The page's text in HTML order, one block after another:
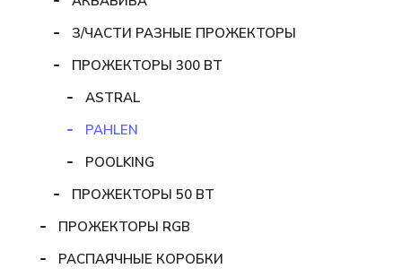
З/ЧАСТИ РАЗНЫЕ ПРОЖЕКТОРЫ
ПРОЖЕКТОРЫ 300 ВТ
ASTRAL
PAHLEN
POOLKING
ПРОЖЕКТОРЫ 50 ВТ
ПРОЖЕКТОРЫ RGB
РАСПАЯЧНЫЕ КОРОБКИ